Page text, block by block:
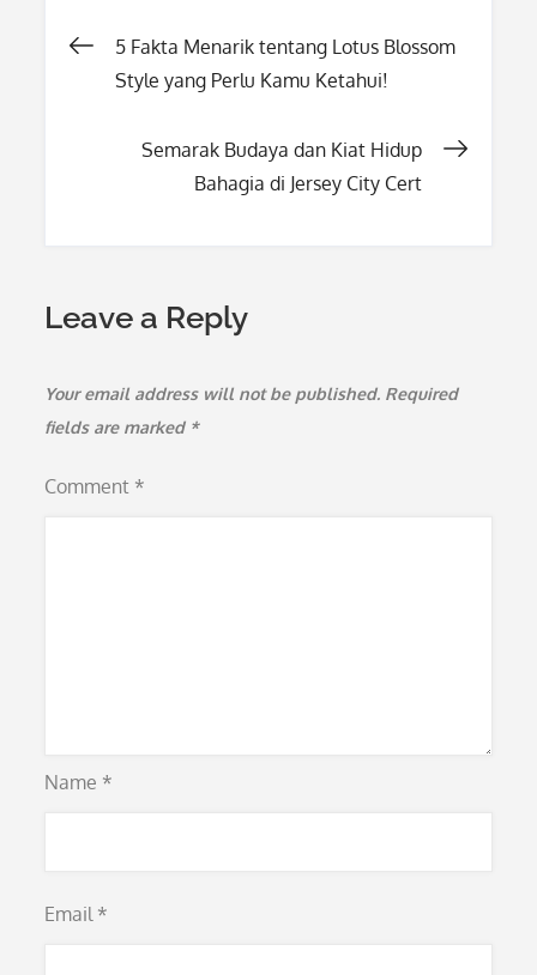
Post
5 Fakta Menarik tentang Lotus Blossom
Style yang Perlu Kamu Ketahui!
Semarak Budaya dan Kiat Hidup
Bahagia di Jersey City Cert
Leave a Reply
Your email address will not be published. Required
fields are marked *
Comment *
Name *
Email *